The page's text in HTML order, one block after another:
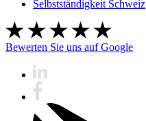
Selbstständigkeit Schweiz
Bewerten Sie uns auf Google